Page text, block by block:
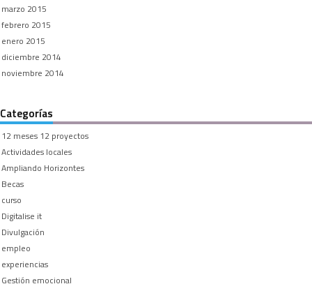
marzo 2015
febrero 2015
enero 2015
diciembre 2014
noviembre 2014
Categorías
12 meses 12 proyectos
Actividades locales
Ampliando Horizontes
Becas
curso
Digitalise it
Divulgación
empleo
experiencias
Gestión emocional